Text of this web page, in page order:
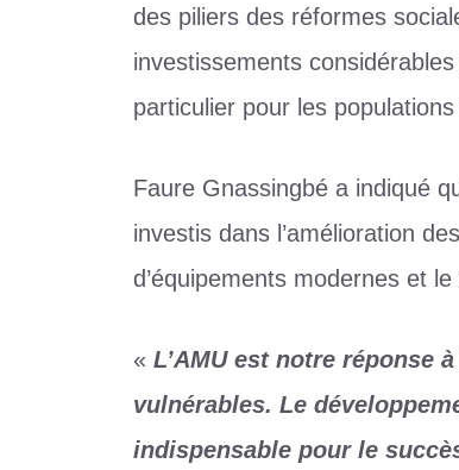
des piliers des réformes
investissements
particulier pour les
Faure Gnassingbé a indiqué
investis dans l’amélioration
d’équipements modernes et
« L’AMU est notre réponse
vulnérables. Le
indispensable pour le